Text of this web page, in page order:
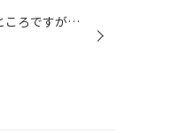
こんにちは・・・上野です。 車の下回り部分、普段はあまり目にしないところですが・・・ 年数経過や潮を含んだ海風、冬の融雪剤などが主な原因で、こんな感じになったりします。 防錆処理で愛車を守る！！錆びてる状態のものにはもちろん、錆びてない状態にも予防として使えます。 くわしくはスタ...